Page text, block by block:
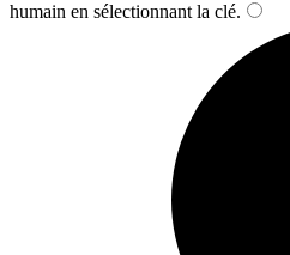
humain en sélectionnant la clé.